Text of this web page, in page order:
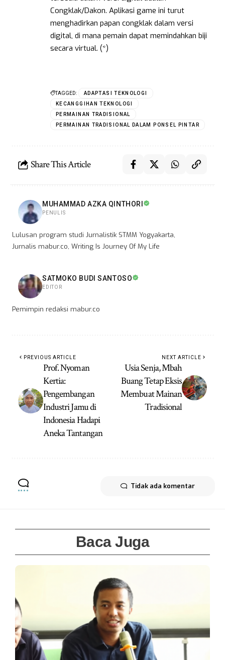
Congklak/Dakon. Aplikasi game ini turut
menghadirkan papan congklak dalam versi
digital, di mana pemain dapat memindahkan biji
secara virtual. (*)
TAGGED:
ADAPTASI TEKNOLOGI
KECANGGIHAN TEKNOLOGI
PERMAINAN TRADISIONAL
PERMAINAN TRADISIONAL DALAM PONSEL PINTAR
Share This Article
MUHAMMAD AZKA QINTHORI
PENULIS
Lulusan program studi Jurnalistik STMM Yogyakarta,
Jurnalis mabur.co, Writing Is Journey Of My Life
SATMOKO BUDI SANTOSO
EDITOR
Pemimpin redaksi mabur.co
PREVIOUS ARTICLE
Prof. Nyoman
Kertia:
Pengembangan
Industri Jamu di
Indonesia Hadapi
Aneka Tantangan
NEXT ARTICLE
Usia Senja, Mbah
Buang Tetap Eksis
Membuat Mainan
Tradisional
Tidak ada komentar
Baca Juga